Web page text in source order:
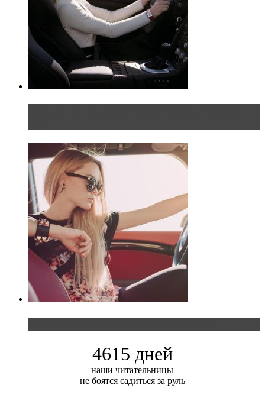
4615 дней
наши читательницы
не боятся садиться за руль